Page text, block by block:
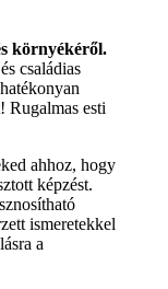
környékéről.
családias
Rugalmas esti
ahhoz, hogy
képzést.
ismeretekkel
a